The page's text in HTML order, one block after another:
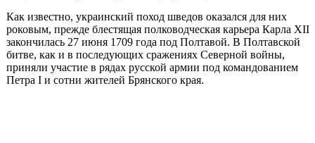
Как известно, украинский поход шведов оказался для них
роковым, пре­жде блестящая полководческая карьера Карла XII
закончилась 27 июня 1709 года под Полтавой. В Полтавской
битве, как и в последующих сражениях Северной войны,
приняли уча­стие в рядах русской армии под командованием
Петра I и сотни жителей Брянского края.